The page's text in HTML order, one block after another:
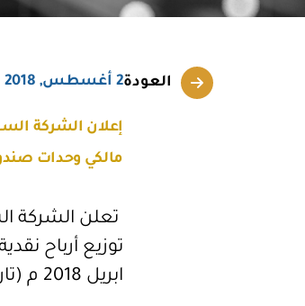
العودة2 أغسطس, 2018
إعلان الشركة
مالكي وحدات
تعلن الشركة
ابريل 2018 م (تاريخ التشغيل) الى 30 يونيو 2018 م على النحو التالي: